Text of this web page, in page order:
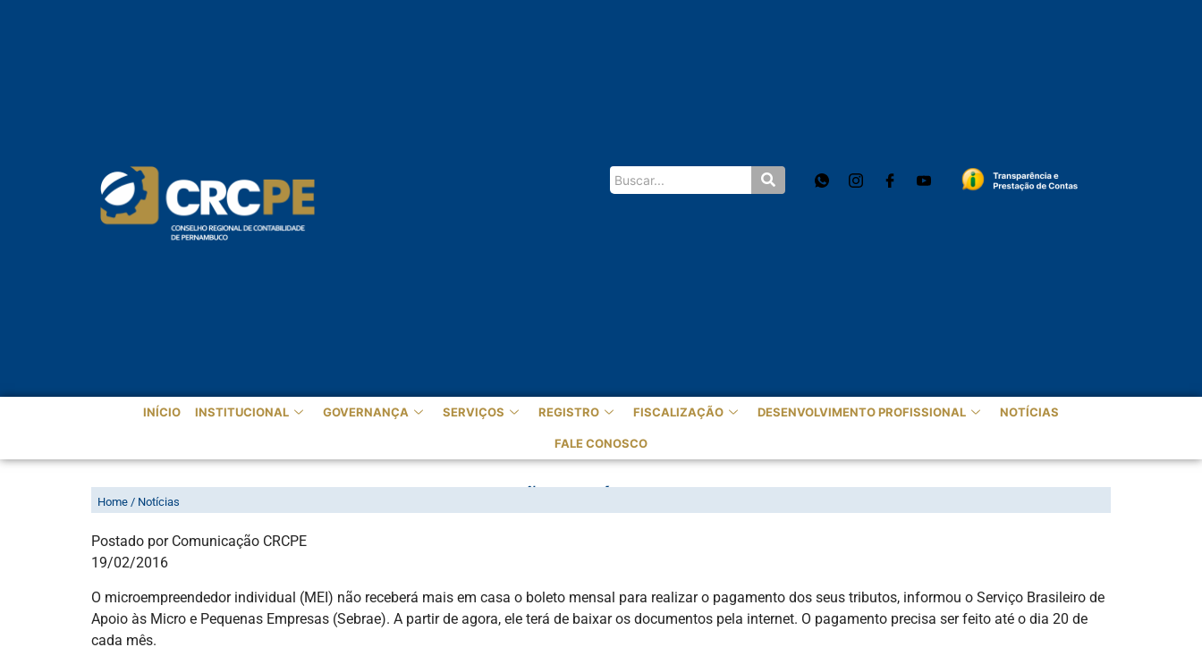
INÍCIO INSTITUCIONAL GOVERNANÇA SERVIÇOS REGISTRO FISCALIZAÇÃO DESENVOLVIMENTO PROFISSIONAL NOTÍCIAS
FALE CONOSCO
BOLETO DO EMPREENDEDOR INDIVIDUAL NÃO SERÁ MAIS ENVIADO PELO CORREIO
Home / Notícias
Postado por Comunicação CRCPE
19/02/2016
O microempreendedor individual (MEI) não receberá mais em casa o boleto mensal para realizar o pagamento dos seus tributos, informou o Serviço Brasileiro de
Apoio às Micro e Pequenas Empresas (Sebrae). A partir de agora, ele terá de baixar os documentos pela internet. O pagamento precisa ser feito até o dia 20 de
cada mês.